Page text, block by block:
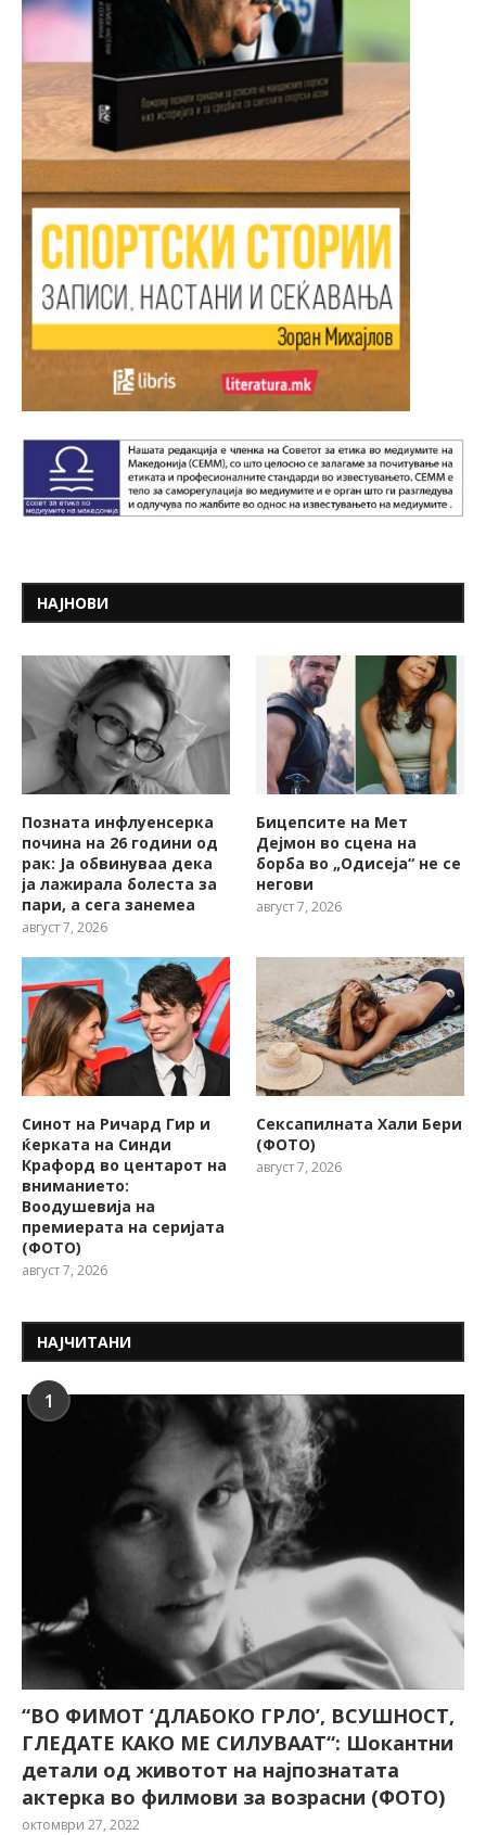
НАЈНОВИ
Позната инфлуенсерка
почина на 26 години од
рак: Ја обвинуваа дека
ја лажирала болеста за
пари, а сега занемеа
август 7, 2026
Бицепсите на Мет
Дејмон во сцена на
борба во „Одисеја“ не се
негови
август 7, 2026
Синот на Ричард Гир и
ќерката на Синди
Крафорд во центарот на
вниманието:
Воодушевија на
премиерата на серијата
(ФОТО)
август 7, 2026
Сексапилната Хали Бери
(ФОТО)
август 7, 2026
НАЈЧИТАНИ
1
“ВО ФИМОТ ‘ДЛАБОКО ГРЛО’, ВСУШНОСТ,
ГЛЕДАТЕ КАКО МЕ СИЛУВААТ“: Шокантни
детали од животот на најпознатата
актерка во филмови за возрасни (ФОТО)
октомври 27, 2022